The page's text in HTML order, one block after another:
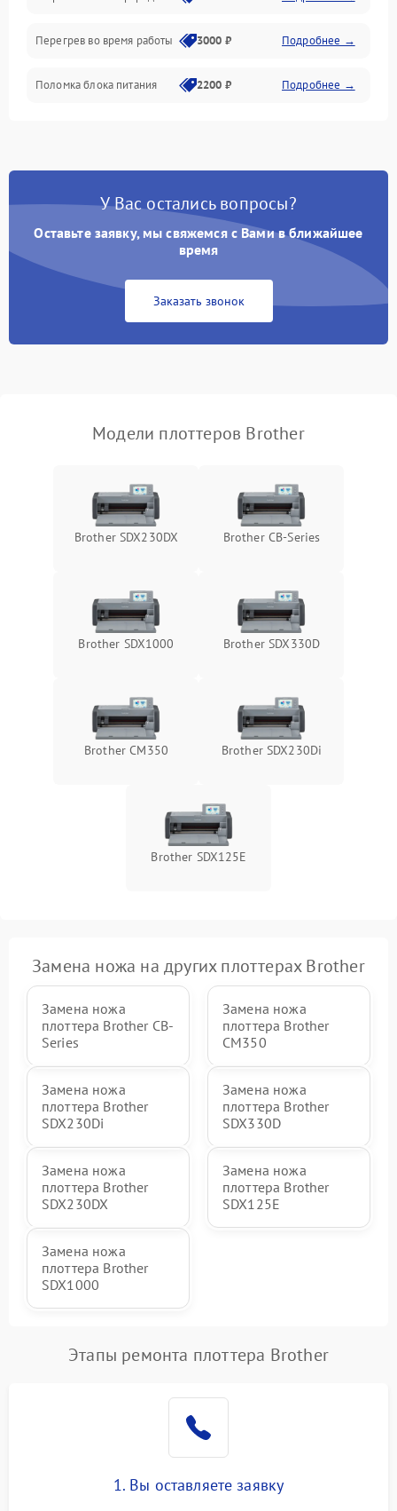
Корпус/Герметичность
Интерфейсы
Перегрев во время работы 3000 ₽ Подробнее →
Поломка блока питания 2200 ₽ Подробнее →
У Вас остались вопросы?
Оставьте заявку, мы свяжемся с Вами в ближайшее
время
Заказать звонок
Модели плоттеров Brother
Brother SDX230DX Brother CB-Series
Brother SDX1000 Brother SDX330D
Brother CM350 Brother SDX230Di
Brother SDX125E
Замена ножа на других плоттерах Brother
Замена ножа
плоттера Brother CB-
Series
Замена ножа
плоттера Brother
CM350
Замена ножа
плоттера Brother
SDX230Di
Замена ножа
плоттера Brother
SDX330D
Замена ножа
плоттера Brother
SDX230DX
Замена ножа
плоттера Brother
SDX125E
Замена ножа
плоттера Brother
SDX1000
Этапы ремонта плоттера Brother
1. Вы оставляете заявку